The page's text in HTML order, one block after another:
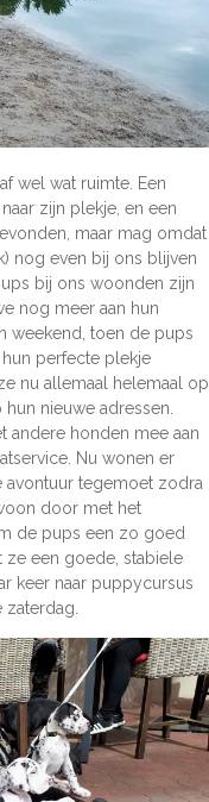
wel wat ruimte. Een
zijn plekje, en een
maar mag omdat
nog even bij ons blijven
bij ons woonden zijn
nog meer aan hun
weekend, toen de pups
perfecte plekje
nu allemaal helemaal op
nieuwe adressen.
andere honden mee aan
Nu wonen er
tegemoet zodra
door met het
de pups een zo goed
ze een goede, stabiele
keer naar puppycursus